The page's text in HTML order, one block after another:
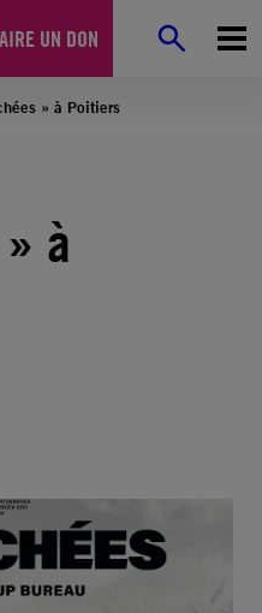
UN DON
» à Poitiers
à